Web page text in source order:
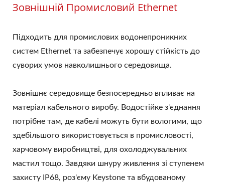
Зовнішній Промисловий Ethernet
Підходить для промислових водонепроникних
систем Ethernet та забезпечує хорошу стійкість до
суворих умов навколишнього середовища.
Зовнішнє середовище безпосередньо впливає на
матеріал кабельного виробу. Водостійке з'єднання
потрібне там, де кабелі можуть бути вологими, що
здебільшого використовується в промисловості,
харчовому виробництві, для охолоджувальних
мастил тощо. Завдяки шнуру живлення зі ступенем
захисту IP68, роз'єму Keystone та вбудованому